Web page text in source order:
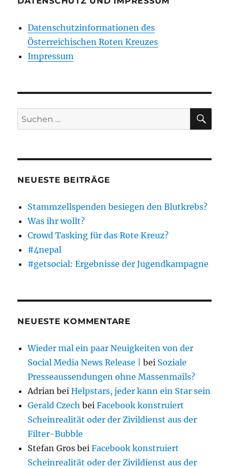
Datenschutzinformationen des
Österreichischen Roten Kreuzes
Impressum
Suchen
nach:
NEUESTE BEITRÄGE
Stammzellspenden besiegen den Blutkrebs?
Was ihr wollt?
Crowd Tasking für das Rote Kreuz?
#4nepal
#getsocial: Ergebnisse der Jugendkampagne
NEUESTE KOMMENTARE
Wieder mal ein paar Neuigkeiten von der
Social Media News Release |
bei Soziale
Presseaussendungen ohne Massenmails?
Adrian beiHelpstars, jeder kann ein Star sein
Gerald Czech beiFacebook konstruiert
Scheinrealität oder der Zivildienst aus der
Filter-Bubble
Stefan Gros beiFacebook konstruiert
Scheinrealität oder der Zivildienst aus der